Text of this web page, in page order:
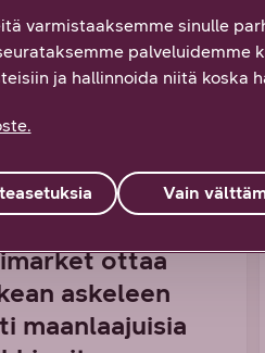
ottaa
askeleen
maanlaajuisia
varmistaaksemme sinulle
palveluidemme
ja hallinnoida niitä koska
Vain